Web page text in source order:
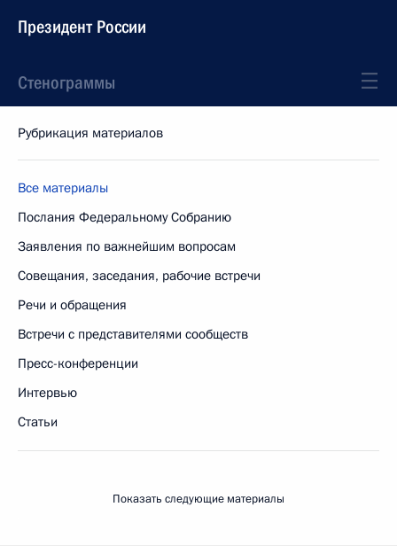
Президент России
Стенограммы
Рубрикация материалов
Все материалы
Послания Федеральному Собранию
Заявления по важнейшим вопросам
Совещания, заседания, рабочие встречи
Речи и обращения
Встречи с представителями сообществ
Пресс-конференции
Интервью
Статьи
Показать следующие материалы